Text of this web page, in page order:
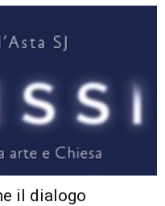
il dialogo